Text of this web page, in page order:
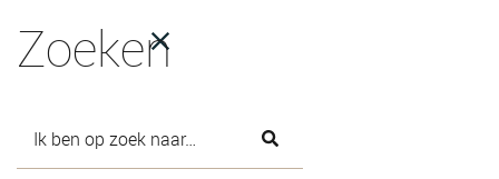
Zoeken
Titel bericht